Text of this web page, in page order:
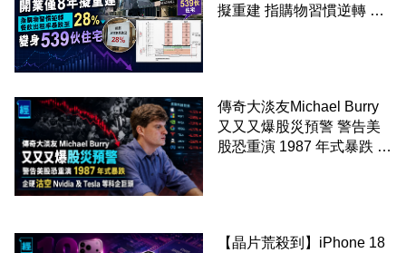
擬重建 指購物習慣逆轉 餐
傳奇大淡友Michael Burry
又又又爆股災預警 警告美
股恐重演 1987 年式暴跌 企
【晶片荒殺到】iPhone 18